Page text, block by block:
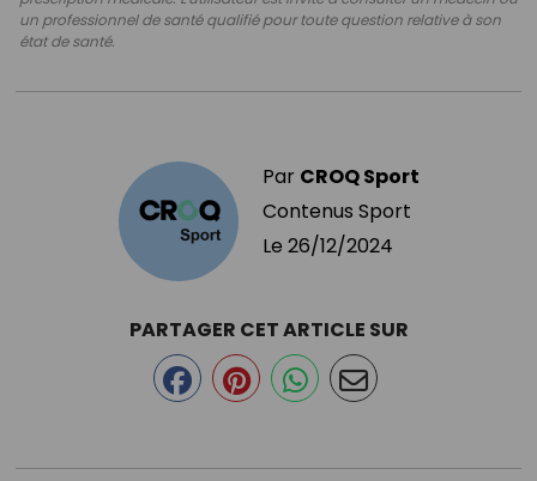
un professionnel de santé qualifié pour toute question relative à son
état de santé.
Par CROQ Sport
Contenus Sport
Le 26/12/2024
PARTAGER CET ARTICLE SUR